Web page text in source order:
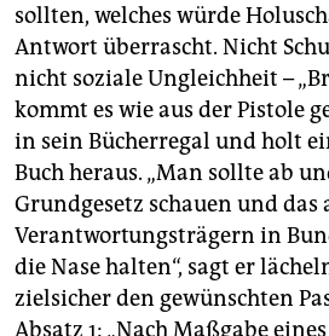
sollten, welches würde
Antwort überrascht. Nicht
nicht soziale Ungleichheit –
kommt es wie aus der Pistole
in sein Bücherregal und holt
Buch heraus. „Man sollte ab
Grundgesetz schauen und das
Verantwortungsträgern in
die Nase halten“, sagt er
zielsicher den gewünschten
Absatz 1: „Nach Maßgabe